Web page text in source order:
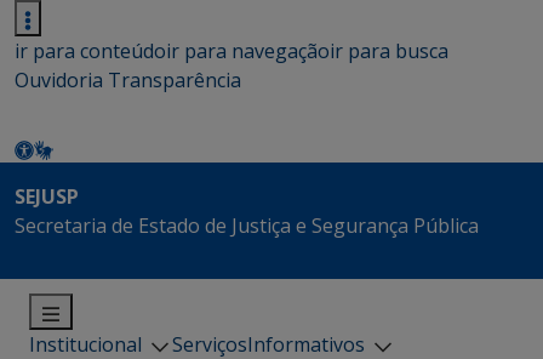
ir para conteúdoir para navegaçãoir para busca
Ouvidoria Transparência
SEJUSP
Secretaria de Estado de Justiça e Segurança Pública
Institucional ServiçosInformativos